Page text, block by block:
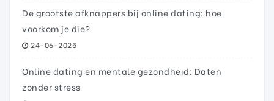
De grootste afknappers bij online dating: hoe
voorkom je die?
24-06-2025
Online dating en mentale gezondheid: Daten
zonder stress